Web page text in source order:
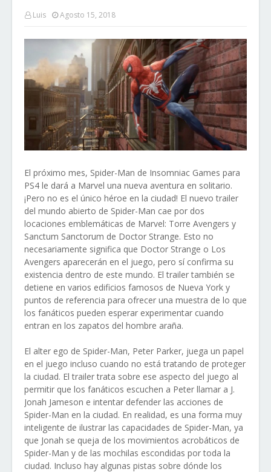
Luis Agosto 15, 2018
El próximo mes, Spider-Man de Insomniac Games para
PS4 le dará a Marvel una nueva aventura en solitario.
¡Pero no es el único héroe en la ciudad! El nuevo trailer
del mundo abierto de Spider-Man cae por dos
locaciones emblemáticas de Marvel: Torre Avengers y
Sanctum Sanctorum de Doctor Strange. Esto no
necesariamente significa que Doctor Strange o Los
Avengers aparecerán en el juego, pero sí confirma su
existencia dentro de este mundo. El trailer también se
detiene en varios edificios famosos de Nueva York y
puntos de referencia para ofrecer una muestra de lo que
los fanáticos pueden esperar experimentar cuando
entran en los zapatos del hombre araña.
El alter ego de Spider-Man, Peter Parker, juega un papel
en el juego incluso cuando no está tratando de proteger
la ciudad. El trailer trata sobre ese aspecto del juego al
permitir que los fanáticos escuchen a Peter llamar a J.
Jonah Jameson e intentar defender las acciones de
Spider-Man en la ciudad. En realidad, es una forma muy
inteligente de ilustrar las capacidades de Spider-Man, ya
que Jonah se queja de los movimientos acrobáticos de
Spider-Man y de las mochilas escondidas por toda la
ciudad. Incluso hay algunas pistas sobre dónde los